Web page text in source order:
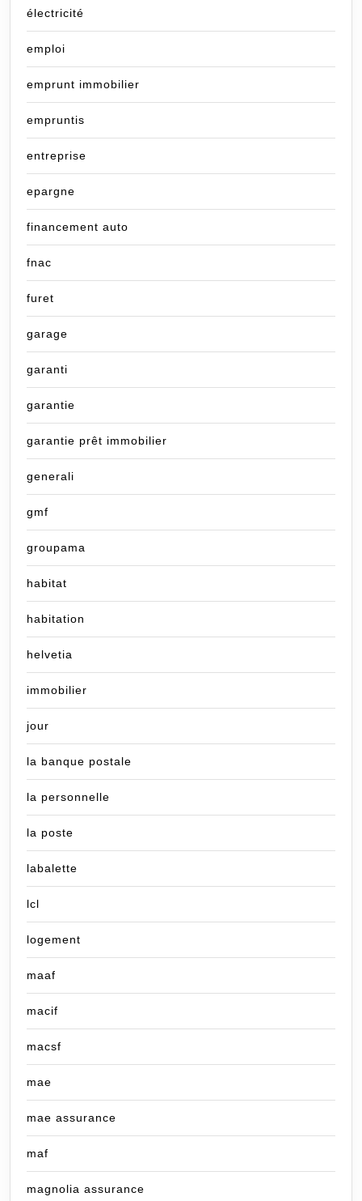
électricité
emploi
emprunt immobilier
empruntis
entreprise
epargne
financement auto
fnac
furet
garage
garanti
garantie
garantie prêt immobilier
generali
gmf
groupama
habitat
habitation
helvetia
immobilier
jour
la banque postale
la personnelle
la poste
labalette
lcl
logement
maaf
macif
macsf
mae
mae assurance
maf
magnolia assurance